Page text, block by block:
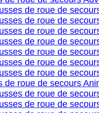
de roue de
de roue de
de roue de
de roue de
de roue de
de roue de
de roue de
de roue de secours
de roue de
de roue de